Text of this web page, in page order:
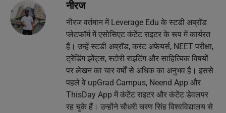
नीरज
नीरज वर्तमान में Leverage Edu के स्टडी अब्रॉड
प्लेटफॉर्म में एसोसिएट कंटेंट राइटर के रूप में कार्यरत
हैं। उन्हें स्टडी अब्रॉड, करंट अफेयर्स, NEET परीक्षा,
ट्रेंडिंग इवेंट्स, स्टोरी राइटिंग और साहित्यिक विषयों
पर लेखन का चार वर्षों से अधिक का अनुभव है। इससे
पहले वे upGrad Campus, Neend App और
ThisDay App में कंटेंट राइटर और कंटेंट डेवलपर
रह चुके हैं। उन्होंने चौधरी चरण सिंह विश्वविद्यालय से